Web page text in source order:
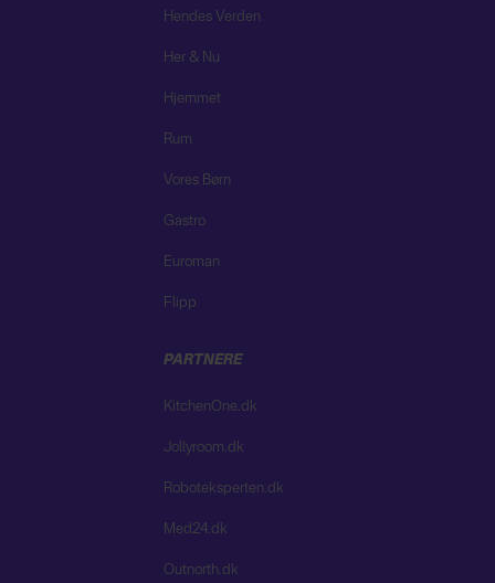
Hendes Verden
Her & Nu
Hjemmet
Rum
Vores Børn
Gastro
Euroman
Flipp
PARTNERE
KitchenOne.dk
Jollyroom.dk
Roboteksperten.dk
Med24.dk
Outnorth.dk